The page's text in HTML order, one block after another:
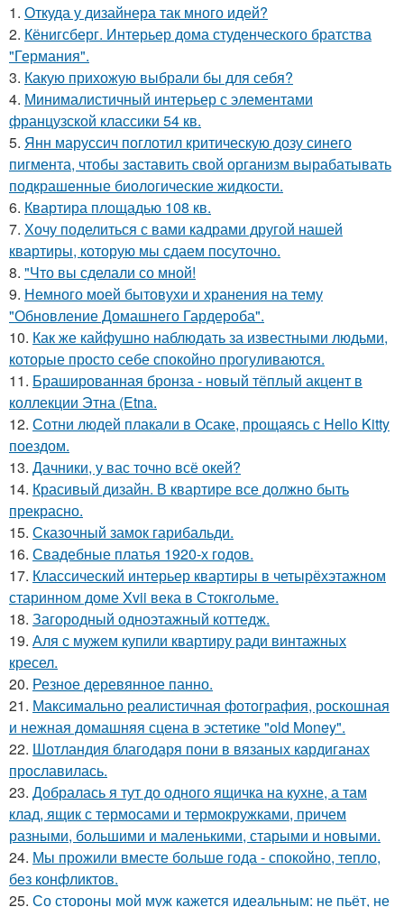
1. Откуда у дизайнера так много идей?
2. Кёнигсберг. Интерьер дома студенческого братства
"Германия".
3. Какую прихожую выбрали бы для себя?
4. Минималистичный интерьер с элементами
французской классики 54 кв.
5. Янн маруссич поглотил критическую дозу синего
пигмента, чтобы заставить свой организм вырабатывать
подкрашенные биологические жидкости.
6. Квартира площадью 108 кв.
7. Хочу поделиться с вами кадрами другой нашей
квартиры, которую мы сдаем посуточно.
8. "Что вы сделали со мной!
9. Немного моей бытовухи и хранения на тему
"Обновление Домашнего Гардероба".
10. Как же кайфушно наблюдать за известными людьми,
которые просто себе спокойно прогуливаются.
11. Брашированная бронза - новый тёплый акцент в
коллекции Этна (Etna.
12. Сотни людей плакали в Осаке, прощаясь с Hello Kitty
поездом.
13. Дачники, у вас точно всё окей?
14. Красивый дизайн. В квартире все должно быть
прекрасно.
15. Сказочный замок гарибальди.
16. Свадебные платья 1920-х годов.
17. Классический интерьер квартиры в четырёхэтажном
старинном доме Xvii века в Стокгольме.
18. Загородный одноэтажный коттедж.
19. Аля с мужем купили квартиру ради винтажных
кресел.
20. Резное деревянное панно.
21. Максимально реалистичная фотография, роскошная
и нежная домашняя сцена в эстетике "old Money".
22. Шотландия благодаря пони в вязаных кардиганах
прославилась.
23. Добралась я тут до одного ящичка на кухне, а там
клад, ящик с термосами и термокружками, причем
разными, большими и маленькими, старыми и новыми.
24. Мы прожили вместе больше года - спокойно, тепло,
без конфликтов.
25. Со стороны мой муж кажется идеальным: не пьёт, не